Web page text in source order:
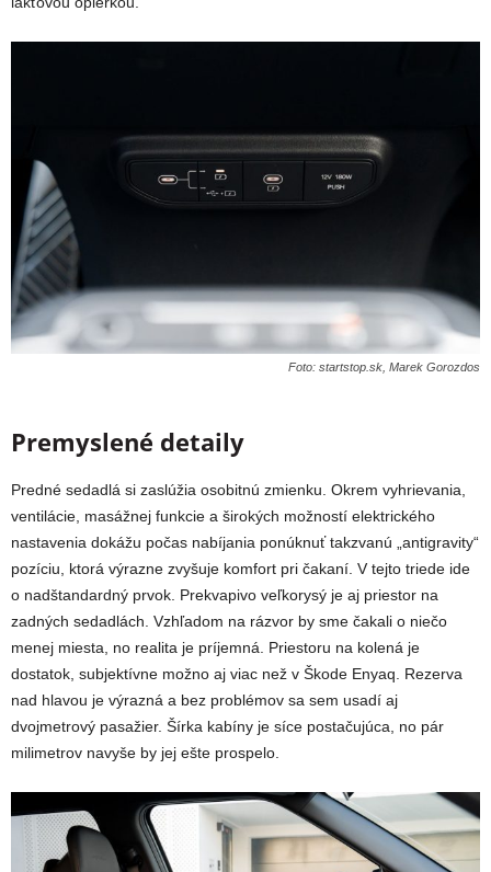
Foto: startstop.sk, Marek Gorozdos
Premyslené detaily
Predné sedadlá si zaslúžia osobitnú zmienku. Okrem vyhrievania,
ventilácie, masážnej funkcie a širokých možností elektrického
nastavenia dokážu počas nabíjania ponúknuť takzvanú „antigravity“
pozíciu, ktorá výrazne zvyšuje komfort pri čakaní. V tejto triede ide
o nadštandardný prvok. Prekvapivo veľkorysý je aj priestor na
zadných sedadlách. Vzhľadom na rázvor by sme čakali o niečo
menej miesta, no realita je príjemná. Priestoru na kolená je
dostatok, subjektívne možno aj viac než v Škode Enyaq. Rezerva
nad hlavou je výrazná a bez problémov sa sem usadí aj
dvojmetrový pasažier. Šírka kabíny je síce postačujúca, no pár
milimetrov navyše by jej ešte prospelo.